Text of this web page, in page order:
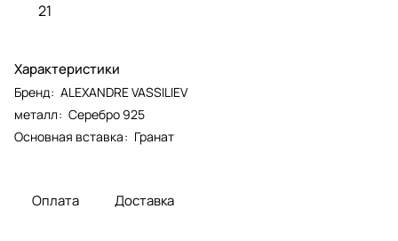
21
Характеристики
Бренд: ALEXANDRE VASSILIEV
металл: Серебро 925
Основная вставка: Гранат
Оплата Доставка